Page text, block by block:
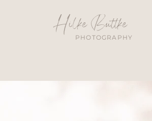
Hilke Buttke
PHOTOGRAPHY